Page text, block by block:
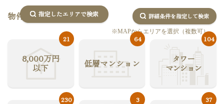
指定したエリアで検索
※MAPからエリアを選択（複数可）
物件の特徴から探す 詳細条件を指定して検索
21
8,000万円
以下
64
低層マンション
104
タワー
マンション
230 3 37